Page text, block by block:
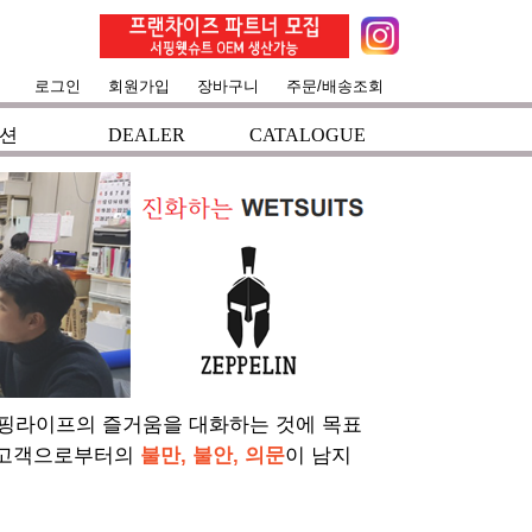
로그인 회원가입 장바구니 주문/배송조회
DEALER CATALOGUE
라이프의 즐거움을 대화하는 것에 목표
객으로부터의 불만, 불안, 의문이 남지